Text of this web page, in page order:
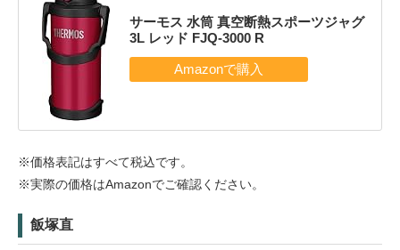
サーモス 水筒 真空断熱スポーツジャグ
3L レッド FJQ-3000 R
※価格表記はすべて税込です。
※実際の価格はAmazonでご確認ください。
飯塚直